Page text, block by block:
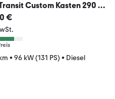
Custom Kasten 290 L1
1 HAND
€
• 96 kW (131 PS) • Diesel